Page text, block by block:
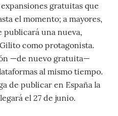
expansiones gratuitas que
el momento; a mayores,
publicará una nueva,
como protagonista.
—de nuevo gratuita—
al mismo tiempo.
de publicar en España la
el 27 de junio.